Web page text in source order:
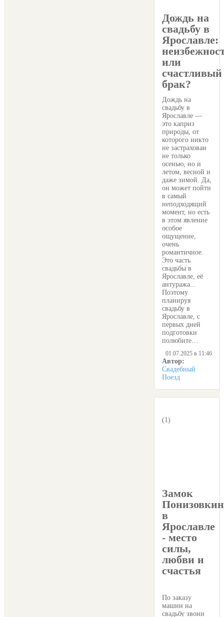
Дождь на
свадьбу в
Ярославле:
или
счастливый
брак?
Дождь на
свадьбу в
Ярославле —
это каприз
природы, от
которого никто
не застрахован
не только
осенью, но и
летом, весной и
даже зимой. Да,
он может пойти
в самый
неподходящий
момент, но есть
в этом явление
особое
ощущение,
очень
романтичное.
Это часть
свадьбы в
Ярославле, её
антуража...
Поэтому
планируя
свадьбу в
Ярославле, с
первых дней
подготовки
полюбите…
01.07.2025 в 11:46
Автор:
Свадебный
Поезд
Замок
в
Ярославле
- место
силы,
любви и
счастья
(1)
По заказу
машин на
свадьбу звони